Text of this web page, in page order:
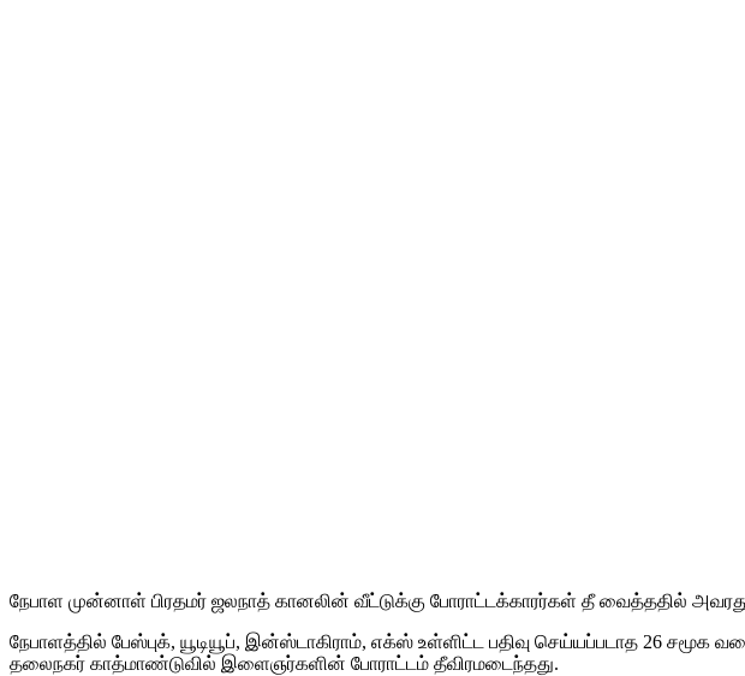
நேபாள முன்னாள் பிரதமர் ஜலநாத் கானலின் வீட்டுக்கு போராட்டக்காரர்கள் தீ வைத்ததில்
நேபாளத்தில் பேஸ்புக், யூடியூப், இன்ஸ்டாகிராம், எக்ஸ் உள்ளிட்ட பதிவு செய்யப்படாத 26
தலைநகர் காத்மாண்டுவில் இளைஞர்களின் போராட்டம் தீவிரமடைந்தது.